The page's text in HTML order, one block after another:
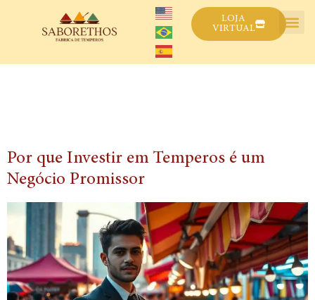
LOJA
VIRTUAL
Por que Investir em Temperos é um
Negócio Promissor